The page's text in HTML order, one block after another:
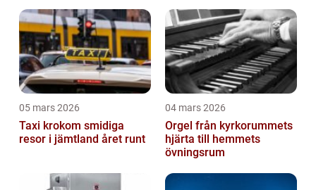
05 mars 2026
Taxi krokom smidiga
resor i jämtland året runt
04 mars 2026
Orgel från kyrkorummets
hjärta till hemmets
övningsrum